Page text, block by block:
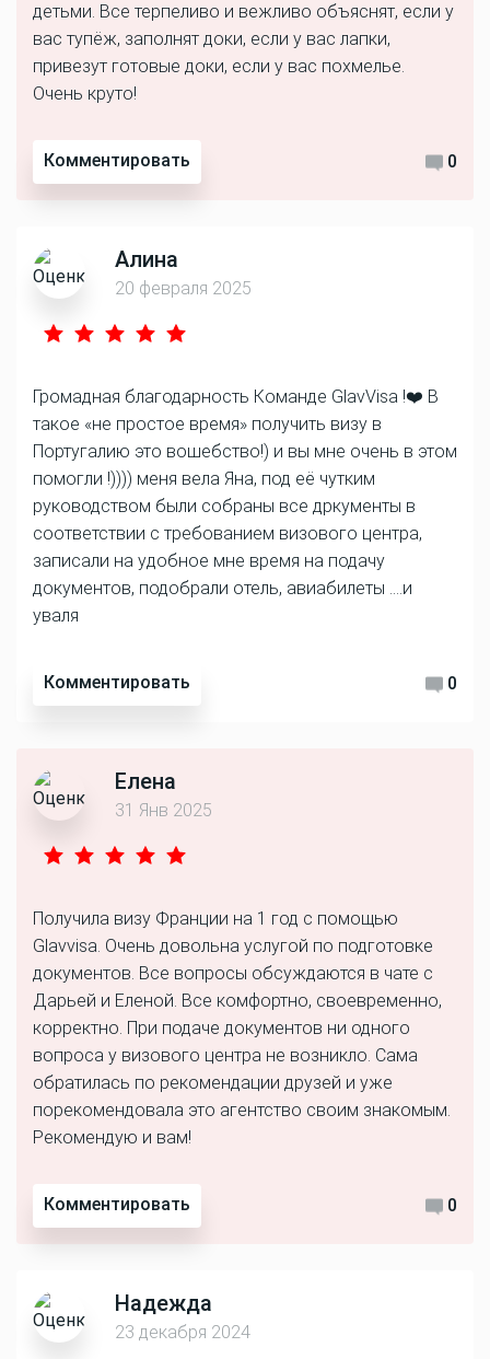
детьми. Все терпеливо и вежливо объяснят, если у
вас тупёж, заполнят доки, если у вас лапки,
привезут готовые доки, если у вас похмелье.
Очень круто!
Комментировать 0
Алина
20 февраля 2025
Громадная благодарность Команде GlavVisa !❤️ В
такое «не простое время» получить визу в
Португалию это вошебство!) и вы мне очень в этом
помогли !)))) меня вела Яна, под её чутким
руководством были собраны все дркументы в
соответствии с требованием визового центра,
записали на удобное мне время на подачу
документов, подобрали отель, авиабилеты ….и
уваля
Комментировать 0
Елена
31 Янв 2025
Получила визу Франции на 1 год с помощью
Glavvisa. Очень довольна услугой по подготовке
документов. Все вопросы обсуждаются в чате с
Дарьей и Еленой. Все комфортно, своевременно,
корректно. При подаче документов ни одного
вопроса у визового центра не возникло. Сама
обратилась по рекомендации друзей и уже
порекомендовала это агентство своим знакомым.
Рекомендую и вам!
Комментировать 0
Надежда
23 декабря 2024